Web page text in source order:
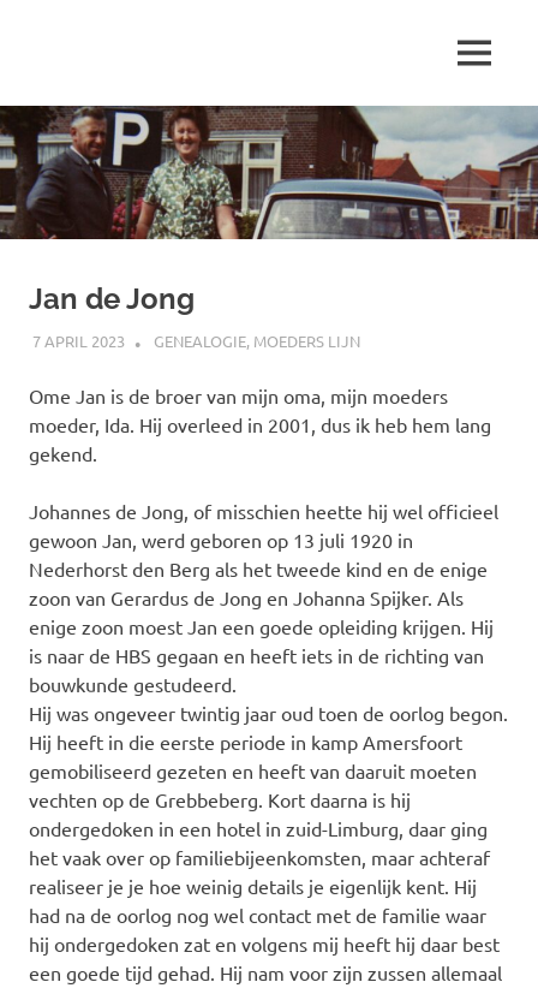
inhoud
schrijft
over
…
MENU
Jan de Jong
7 APRIL 2023 MARJOLEIN
GENEALOGIE, MOEDERS LIJN
Ome Jan is de broer van mijn oma, mijn moeders
moeder, Ida. Hij overleed in 2001, dus ik heb hem lang
gekend.
Johannes de Jong, of misschien heette hij wel officieel
gewoon Jan, werd geboren op 13 juli 1920 in
Nederhorst den Berg als het tweede kind en de enige
zoon van Gerardus de Jong en Johanna Spijker. Als
enige zoon moest Jan een goede opleiding krijgen. Hij
is naar de HBS gegaan en heeft iets in de richting van
bouwkunde gestudeerd.
Hij was ongeveer twintig jaar oud toen de oorlog begon.
Hij heeft in die eerste periode in kamp Amersfoort
gemobiliseerd gezeten en heeft van daaruit moeten
vechten op de Grebbeberg. Kort daarna is hij
ondergedoken in een hotel in zuid-Limburg, daar ging
het vaak over op familiebijeenkomsten, maar achteraf
realiseer je je hoe weinig details je eigenlijk kent. Hij
had na de oorlog nog wel contact met de familie waar
hij ondergedoken zat en volgens mij heeft hij daar best
een goede tijd gehad. Hij nam voor zijn zussen allemaal